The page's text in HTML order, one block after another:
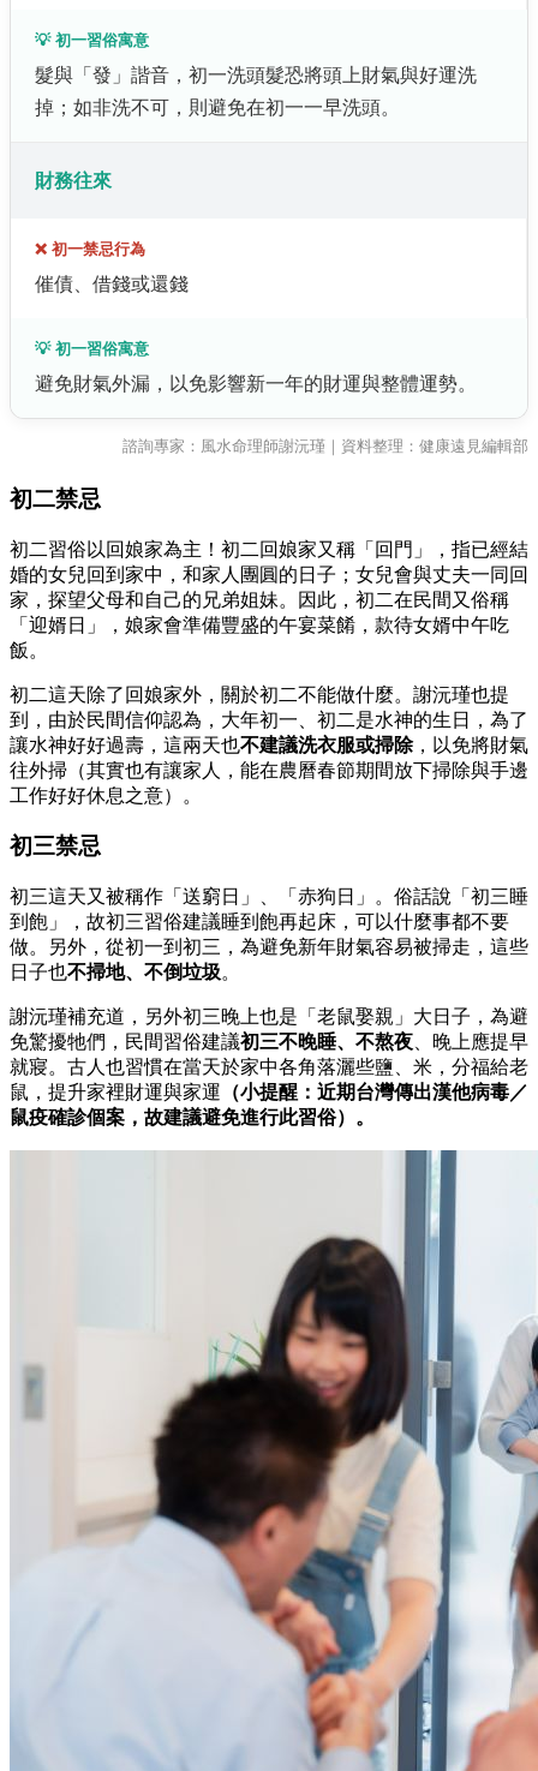
💡 初一習俗寓意
髮與「發」諧音，初一洗頭髮恐將頭上財氣與好運洗
掉；如非洗不可，則避免在初一一早洗頭。
財務往來
❌ 初一禁忌行為
催債、借錢或還錢
💡 初一習俗寓意
避免財氣外漏，以免影響新一年的財運與整體運勢。
諮詢專家：風水命理師謝沅瑾｜資料整理：健康遠見編輯部
初二禁忌
初二習俗以回娘家為主！初二回娘家又稱「回門」，指已經結
婚的女兒回到家中，和家人團圓的日子；女兒會與丈夫一同回
家，探望父母和自己的兄弟姐妹。因此，初二在民間又俗稱
「迎婿日」，娘家會準備豐盛的午宴菜餚，款待女婿中午吃
飯。
初二這天除了回娘家外，關於初二不能做什麼。謝沅瑾也提
到，由於民間信仰認為，大年初一、初二是水神的生日，為了
讓水神好好過壽，這兩天也不建議洗衣服或掃除，以免將財氣
往外掃（其實也有讓家人，能在農曆春節期間放下掃除與手邊
工作好好休息之意）。
初三禁忌
初三這天又被稱作「送窮日」、「赤狗日」。俗話說「初三睡
到飽」，故初三習俗建議睡到飽再起床，可以什麼事都不要
做。另外，從初一到初三，為避免新年財氣容易被掃走，這些
日子也不掃地、不倒垃圾。
謝沅瑾補充道，另外初三晚上也是「老鼠娶親」大日子，為避
免驚擾牠們，民間習俗建議初三不晚睡、不熬夜 、晚上應提早
就寢。古人也習慣在當天於家中各角落灑些鹽、米，分福給老
鼠，提升家裡財運與家運 （小提醒：近期台灣傳出漢他病毒／
鼠疫確診個案，故建議避免進行此習俗）。